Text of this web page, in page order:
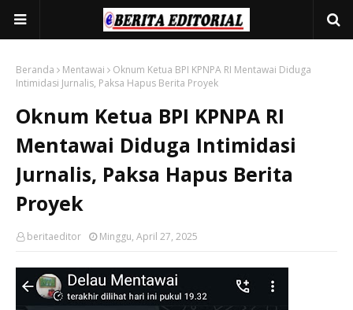
Beranda Mentawai
Oknum Ketua BPI KPNPA RI Mentawai Diduga
Intimidasi Jurnalis, Paksa Hapus Berita Proyek
Oknum Ketua BPI KPNPA RI
Mentawai Diduga Intimidasi
Jurnalis, Paksa Hapus Berita
Proyek
beritaeditor Minggu, April 27, 2025